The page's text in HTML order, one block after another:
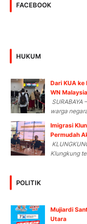
FACEBOOK
HUKUM
Dari KUA ke
WN
SURABAYA
warga
Imigrasi
Permudah
Klungkung
POLITIK
Mujiardi
Utara